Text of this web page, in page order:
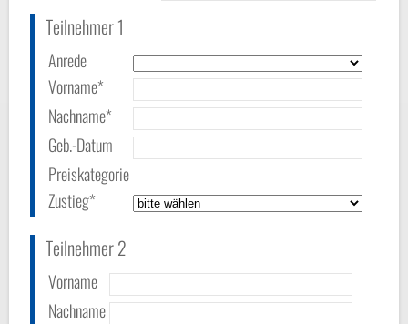
Teilnehmer 1
Anrede
Vorname*
Nachname*
Geb.-Datum
Preiskategorie
Zustieg*
Teilnehmer 2
Vorname
Nachname